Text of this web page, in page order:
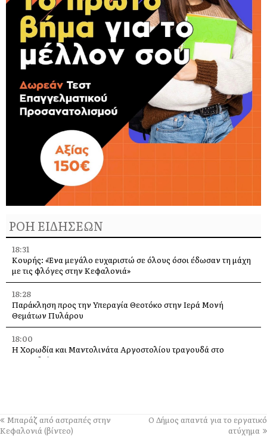
ΡΟΗ ΕΙΔΗΣΕΩΝ
18:31
Κουρής: «Ένα μεγάλο ευχαριστώ σε όλους όσοι έδωσαν τη μάχη
με τις φλόγες στην Κεφαλονιά»
18:28
Παράκληση προς την Υπεραγία Θεοτόκο στην Ιερά Μονή
Θεμάτων Πυλάρου
18:00
Η Χορωδία και Μαντολινάτα Αργοστολίου τραγουδά στο
Καπανδρίτι
17:11
Προσοχή σε νέα ηλεκτρονική απάτη, με δήθεν email από τον e-
Μπαράζ από αστραπές στην
Κεφαλονιά (βίντεο)
Ο Δήμος απαντά για το εργατικό
ατύχημα